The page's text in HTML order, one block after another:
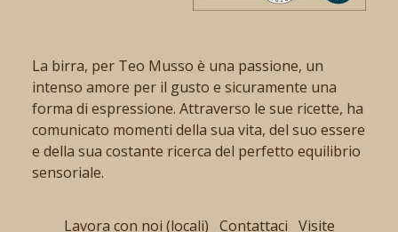
La birra, per Teo Musso è una passione, un
intenso amore per il gusto e sicuramente una
forma di espressione. Attraverso le sue ricette, ha
comunicato momenti della sua vita, del suo essere
e della sua costante ricerca del perfetto equilibrio
sensoriale.
Lavora con noi (locali) Contattaci Visite